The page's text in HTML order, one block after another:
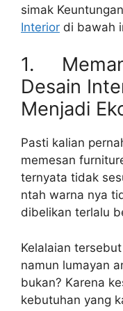
simak
Interior di bawah
1.
Desain
Menjadi
Pasti kalian
memesan
ternyata tidak
ntah warna nya
dibelikan terlalu
Kelalaian
namun lumayan
bukan? Karena
kebutuhan yang